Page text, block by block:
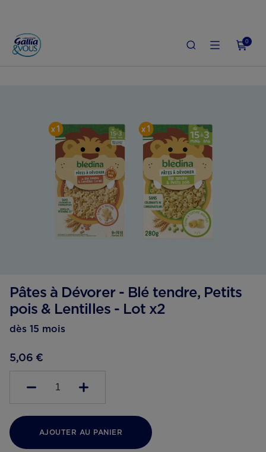
0
ACCUEIL
Pâtes à Dévorer - Blé tendre, Petits
pois & Lentilles - Lot x2
dès 15 mois
5,06 €
1
AJOUTER AU PANIER